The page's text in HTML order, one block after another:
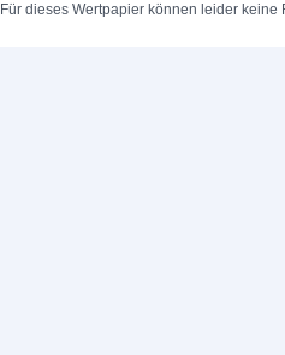
Für dieses Wertpapier können leider